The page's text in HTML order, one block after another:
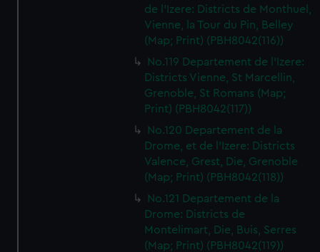
de l'Izere: Districts de Monthuel,
Vienne, la Tour du Pin, Belley
(Map; Print) (PBH8042(116))
No.119 Departement de l'Izere:
Districts Vienne, St Marcellin,
Grenoble, St Romans (Map;
Print) (PBH8042(117))
No.120 Departement de la
Drome, et de l'Izere: Districts
Valence, Grest, Die, Grenoble
(Map; Print) (PBH8042(118))
No.121 Departement de la
Drome: Districts de
Montelimart, Die, Buis, Serres
(Map; Print) (PBH8042(119))